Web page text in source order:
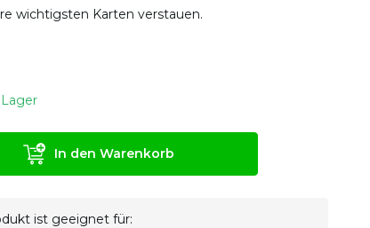
wichtigsten Karten verstauen.
In den Warenkorb
ist geeignet für: